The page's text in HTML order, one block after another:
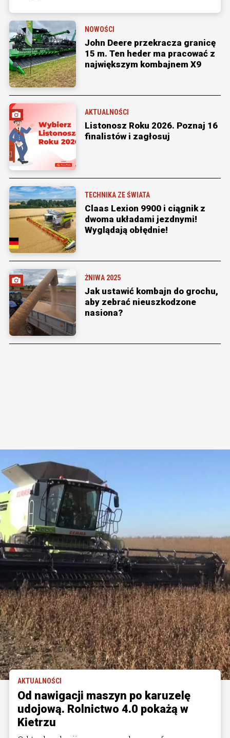
NOWOŚCI
John Deere przekracza granicę
15 m. Ten heder ma pracować z
największym kombajnem X9
AKTUALNOŚCI
Listonosz Roku 2026. Poznaj 16
finalistów i zagłosuj
TECHNIKA ZE ŚWIATA
Claas Lexion 9900 i ciągnik z
dwoma układami jezdnymi!
Wyglądają obłędnie!
ŻNIWA 2025
Jak ustawić kombajn do grochu,
aby zebrać nieuszkodzone
nasiona?
AKTUALNOŚCI
Od nawigacji maszyn po karuzelę
udojową. Rolnictwo 4.0 pokażą w
Kietrzu